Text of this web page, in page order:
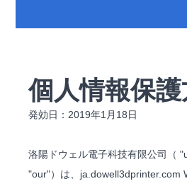
個人情報保
発効日：2019年1月18日
洛陽ドウェル電子科技有限公司（
"our"）は、ja.dowell3dprinter.com